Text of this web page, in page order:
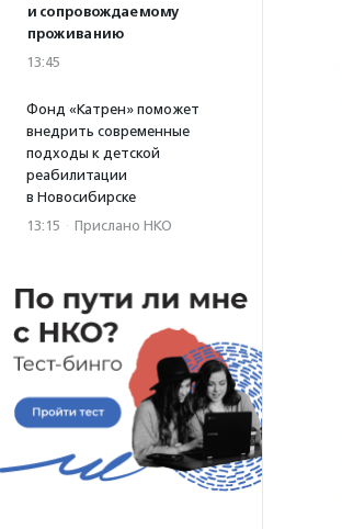
и сопровождаемому
проживанию
13:45
Фонд «Катрен» поможет
внедрить современные
подходы к детской
реабилитации
в Новосибирске
13:15 · Прислано НКО